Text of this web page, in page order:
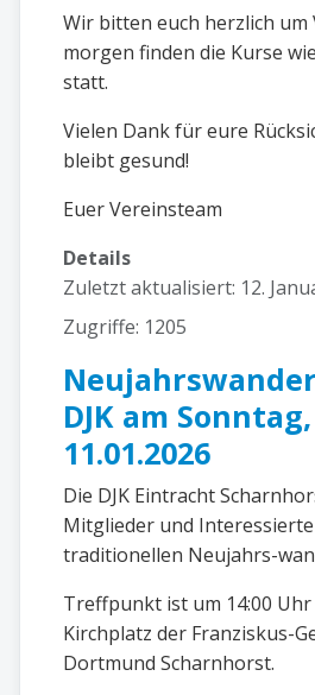
Wir bitten euch herzlich um
morgen finden die Kurse
statt.
Vielen Dank für eure
bleibt gesund!
Euer Vereinsteam
Details
Zuletzt aktualisiert: 12.
Zugriffe: 1205
DJK am
11.01.2026
Die DJK Eintracht
Mitglieder und
traditionellen Neujahrs-
Treffpunkt ist um 14:00 Uhr
Kirchplatz der Franziskus-
Dortmund Scharnhorst.